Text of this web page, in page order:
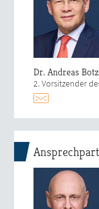
Dr. Andreas
2. Vorsitzender